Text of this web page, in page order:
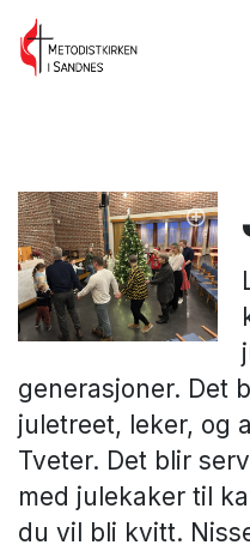
generasjoner. Det
juletreet, leker, og
Tveter. Det blir
med julekaker til
du vil bli kvitt.